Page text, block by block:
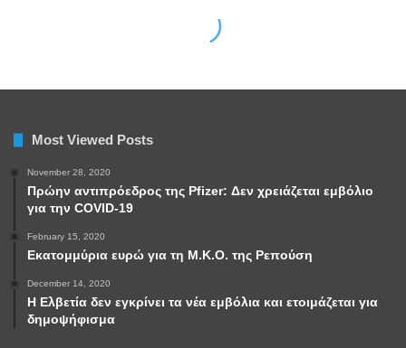
Most Viewed Posts
November 28, 2020
Πρώην αντιπρόεδρος της Pfizer: Δεν χρειάζεται εμβόλιο
για την COVID-19
February 15, 2020
Εκατομμύρια ευρώ για τη Μ.Κ.Ο. της Ρεπούση
December 14, 2020
Η Ελβετία δεν εγκρίνει τα νέα εμβόλια και ετοιμάζεται για
δημοψήφισμα